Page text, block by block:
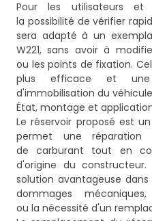
Pour les utilisateurs et
la possibilité de vérifier
sera adapté à un
W221, sans avoir à
ou les points de fixation.
plus efficace et
d'immobilisation du
État, montage et
Le réservoir proposé est
permet une réparation
de carburant tout en
d'origine du
solution avantageuse
dommages
ou la nécessité d'un